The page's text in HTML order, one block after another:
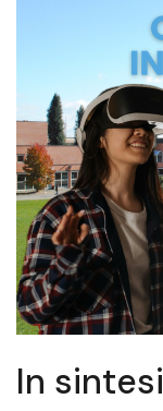
In sintesi